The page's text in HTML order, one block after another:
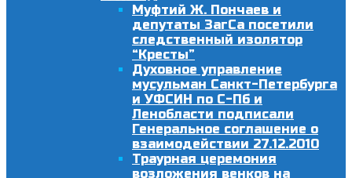
Муфтий Ж. Пончаев и
депутаты ЗагСа посетили
следственный изолятор
“Кресты”
Духовное управление
мусульман Санкт-Петербурга
и УФСИН по С-Пб и
Ленобласти подписали
Генеральное соглашение о
взаимодействии 27.12.2010
Траурная церемония
возложения венков на